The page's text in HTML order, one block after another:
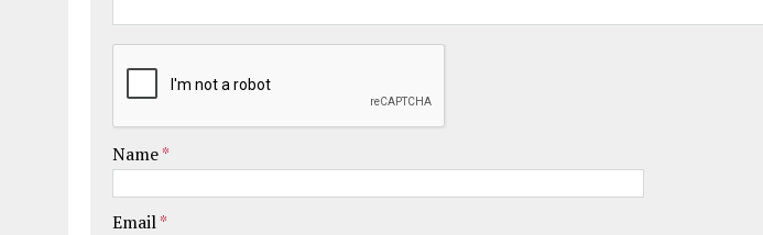
Name*
Email*